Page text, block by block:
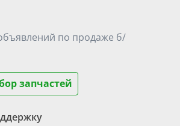
по продаже б/
запчастей